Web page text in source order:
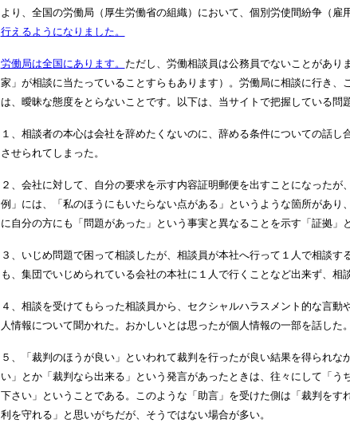
より、全国の労働局（厚生労働省の組織）において、個別労使間紛争（雇
行えるようになりました。
労働局は全国にあります。 ただし、労働相談員は公務員でないことがあり
家」が相談に当たっていることすらもあります）。労働局に相談に行き、
は、曖昧な態度をとらないことです。以下は、当サイトで把握している問
１、相談者の本心は会社を辞めたくないのに、辞める条件についての話し
させられてしまった。
２、会社に対して、自分の要求を示す内容証明郵便を出すことになったが
例」には、「私のほうにもいたらない点がある」というような箇所があり
に自分の方にも「問題があった」という事実と異なることを示す「証拠」
３、いじめ問題で困って相談したが、相談員が本社へ行って１人で相談す
も、集団でいじめられている会社の本社に１人で行くことなど出来ず、相
４、相談を受けてもらった相談員から、セクシャルハラスメント的な言動
人情報について聞かれた。おかしいとは思ったが個人情報の一部を話した。
５、「裁判のほうが良い」といわれて裁判を行ったが良い結果を得られな
い」とか「裁判なら出来る」という発言があったときは、往々にして「う
下さい」ということである。このような「助言」を受けた側は「裁判をす
利を守れる」と思いがちだが、そうではない場合が多い。